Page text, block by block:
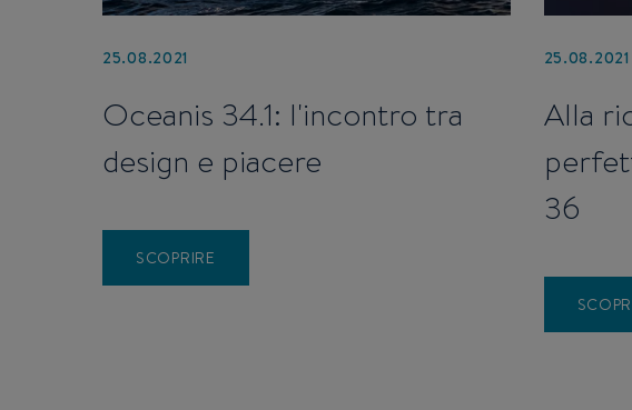
25.08.2021
Oceanis 34.1: l'incontro tra
design e piacere
SCOPRIRE
25.08.2021
Alla
36